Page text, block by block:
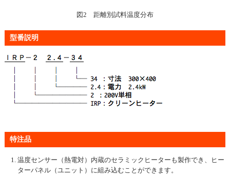
図2 距離別試料温度分布
型番説明
特注品
温度センサー（熱電対）内蔵のセラミックヒーターも製作でき、ヒー
ターパネル（ユニット）に組み込むことができます。